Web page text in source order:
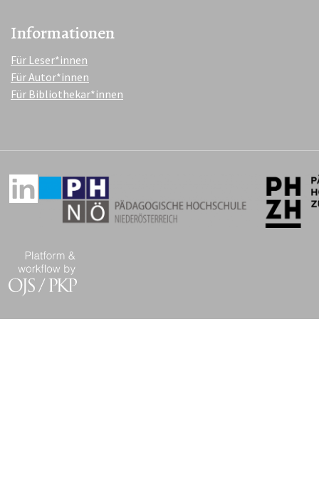
Informationen
Für Leser*innen
Für Autor*innen
Für Bibliothekar*innen